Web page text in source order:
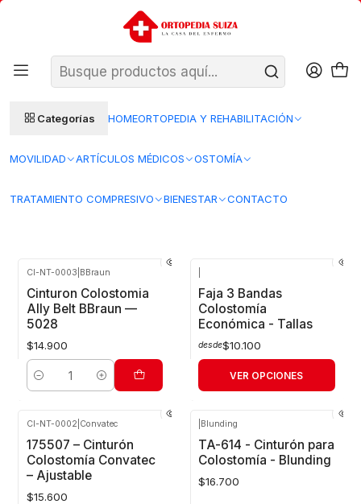
Categorías HOMEORTOPEDIA Y REHABILITACIÓN
MOVILIDAD ARTÍCULOS MÉDICOS OSTOMÍA
TRATAMIENTO COMPRESIVO BIENESTAR CONTACTO
SANTIAGO: ENTREGA AL DÍA HÁBIL SIGUIENTE (L–V)
REGIONES 48–72 HORAS HÁBILES
Ostomia Accesorios para ostomia
Accesorios para ostomía que mejoran la protección, comodidad y
barreras cutáneas y removedores, ideales para mantener la piel
sana y facilitar el cuidado diario. Productos pensados para brindar
FILTROS
CI-NT-0003 BBraun
Cinturon Colostomia
Ally Belt BBraun —
5028
$14.900
Cantidad
Faja 3 Bandas
Colostomía
Económica - Tallas
desde$10.100
VER OPCIONES
CI-NT-0002 Convatec
175507 – Cinturón
Colostomía Convatec
– Ajustable
$15.600
Blunding
TA-614 - Cinturón para
Colostomía - Blunding
$16.700